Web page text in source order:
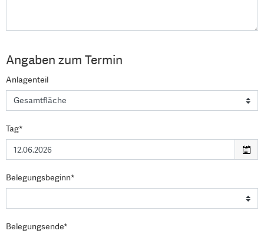
Angaben zum Termin
Anlagenteil
Tag*
Belegungsbeginn*
Belegungsende*